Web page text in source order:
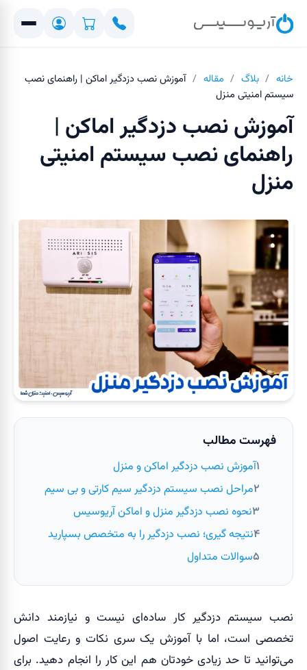
خانه / بلاگ / مقاله / آموزش نصب دزدگیر اماکن | راهنمای نصب
سیستم امنیتی منزل
آموزش نصب دزدگیر اماکن |
راهنمای نصب سیستم امنیتی
منزل
فهرست مطالب
آموزش نصب دزدگیر اماکن و منزل
مراحل نصب سیستم دزدگیر سیم کارتی و بی سیم
نحوه نصب دزدگیر منزل و اماکن آریوسیس
نتیجه گیری؛ نصب دزدگیر را به متخصص بسپارید
سوالات متداول
نصب سیستم دزدگیر کار ساده‌ای نیست و نیازمند دانش
تخصصی است، اما با آموزش یک سری نکات و رعایت اصول
می‌توانید تا حد زیادی خودتان هم این کار را انجام دهید. برای